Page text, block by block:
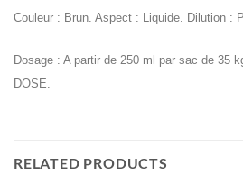
Couleur : Brun. Aspect : Liquide. Dilution :
Dosage : A partir de 250 ml par sac de 35
DOSE.
RELATED PRODUCTS